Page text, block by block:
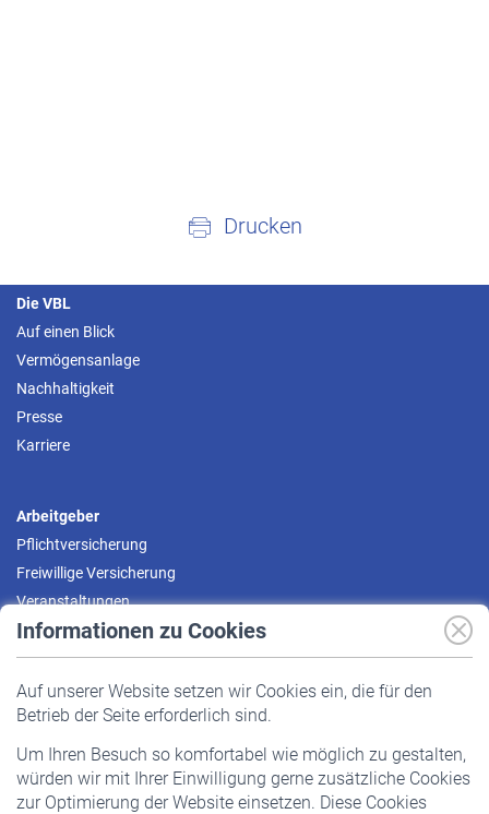
Informationen zu Cookies
Auf unserer Website setzen wir Cookies ein, die für den
Betrieb der Seite erforderlich sind.
Um Ihren Besuch so komfortabel wie möglich zu gestalten,
würden wir mit Ihrer Einwilligung gerne zusätzliche Cookies
zur Optimierung der Website einsetzen. Diese Cookies
Drucken
Die VBL
Auf einen Blick
Vermögensanlage
Nachhaltigkeit
Presse
Karriere
Arbeitgeber
Pflichtversicherung
Freiwillige Versicherung
Veranstaltungen
Pflichtversicherung
Staatliche Förderung
Veranstaltungen